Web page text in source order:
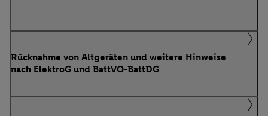
Rücknahme von Altgeräten und weitere Hinweise
nach ElektroG und BattVO-BattDG